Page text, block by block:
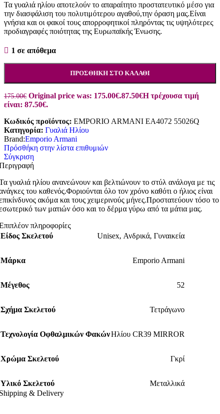
Τα γυαλιά ηλίου αποτελούν το απαραίτητο προστατευτικό μέσο για
την διασφάλιση του πολυτιμότερου αγαθού,την όραση μας.Είναι
γνήσια και οι φακοί τους απορροφητικοί πληρόντας τις υψηλότερες
προδιαγραφές ποιότητας της Ευρωπαϊκής Ένωσης.
1 σε απόθεμα
ΠΡΟΣΘΉΚΗ ΣΤΟ ΚΑΛΆΘΙ
175.00€ Original price was: 175.00€.87.50€Η τρέχουσα τιμή
είναι: 87.50€.
Κωδικός προϊόντος: EMPORIO ARMANI EA4072 55026Q
Κατηγορία: Γυαλιά Ηλίου
Brand:Emporio Armani
Πρόσθήκη στην λίστα επιθυμιών
Σύγκριση
γυαλιά ηλίου ανανεώνουν και βελτιώνουν το στύλ ανάλογα με τις
του καθενός.Φοριούνται όλο τον χρόνο καθότι ο ήλιος είναι
ακόμα και τους χειμερινούς μήνες.Προστατεύουν τόσο το
των ματιών όσο και το δέρμα γύρω από τα μάτια μας.
πληροφορίες
Είδος Σκελετού
Unisex, Ανδρικά, Γυναικεία
Μάρκα Emporio Armani
Μέγεθος 52
Σχήμα Σκελετού Τετράγωνο
Τεχνολογία Οφθαλμικών ΦακώνΗλίου CR39 MIRROR
Χρώμα Σκελετού Γκρί
Υλικό Σκελετού
Μεταλλικά
& Delivery